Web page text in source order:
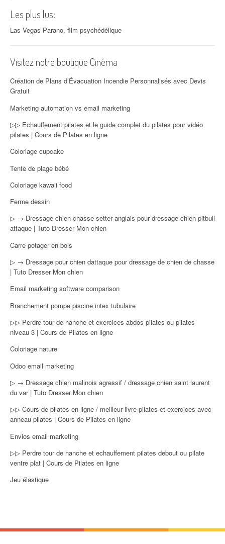
Les plus lus:
Las Vegas Parano, film psychédélique
Visitez notre boutique Cinéma
Création de Plans d’Évacuation Incendie Personnalisés avec Devis
Gratuit
Marketing automation vs email marketing
▷▷ Echauffement pilates et le guide complet du pilates pour vidéo
pilates | Cours de Pilates en ligne
Coloriage cupcake
Tente de plage bébé
Coloriage kawaii food
Ferme dessin
▷ → Dressage chien chasse setter anglais pour dressage chien pitbull
attaque | Tuto Dresser Mon chien
Carre potager en bois
▷ → Dressage pour chien dattaque pour dressage de chien de chasse
| Tuto Dresser Mon chien
Email marketing software comparison
Branchement pompe piscine intex tubulaire
▷▷ Perdre tour de hanche et exercices abdos pilates ou pilates
niveau 3 | Cours de Pilates en ligne
Coloriage nature
Odoo email marketing
▷ → Dressage chien malinois agressif / dressage chien saint laurent
du var | Tuto Dresser Mon chien
▷▷ Cours de pilates en ligne / meilleur livre pilates et exercices avec
anneau pilates | Cours de Pilates en ligne
Envios email marketing
▷▷ Perdre tour de hanche et echauffement pilates debout ou pilate
ventre plat | Cours de Pilates en ligne
Jeu élastique